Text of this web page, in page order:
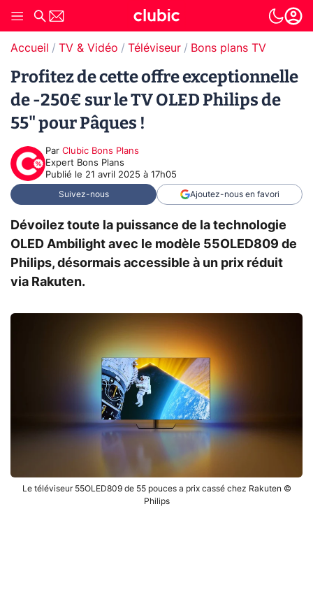
Accueil TV & Vidéo Téléviseur Bons plans TV
Profitez de cette offre exceptionnelle
de -250€ sur le TV OLED Philips de
55" pour Pâques !
Par Clubic Bons Plans
Expert Bons Plans
Publié le 21 avril 2025 à 17h05
Suivez-nous Ajoutez-nous en favori
Dévoilez toute la puissance de la technologie
OLED Ambilight avec le modèle 55OLED809 de
Philips, désormais accessible à un prix réduit
via Rakuten.
Le téléviseur 55OLED809 de 55 pouces a prix cassé chez Rakuten ©
Philips